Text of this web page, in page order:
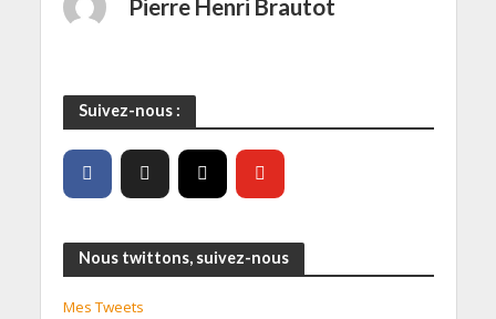
Pierre Henri Brautot
Suivez-nous :
Nous twittons, suivez-nous
Mes Tweets